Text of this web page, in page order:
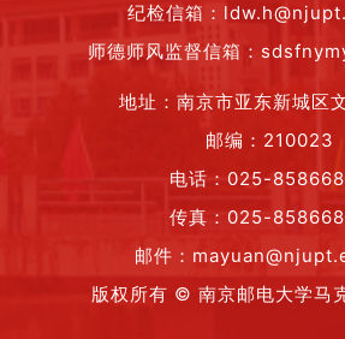
纪检信箱：
师德师风监督信箱：
地址：南京市亚东新城区
邮编：210023
电话：025-
传真：025-
邮件：
版权所有 © 南京邮电大学马